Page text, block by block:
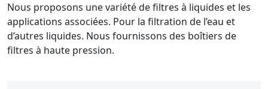
Nous proposons une variété de filtres à liquides et les
applications associées. Pour la filtration de l’eau et
d’autres liquides. Nous fournissons des boîtiers de
filtres à haute pression.